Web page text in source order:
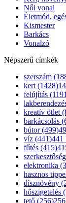
Női vonal
Életmód,
Kismester
Barkács
Vonalzó
Népszerű címkék
szerszám
kert (1428)
felújítás
kreatív ötlet
barkácsolás
bútor (499)
víz (441)441
fűtés (415)
szerkesztőség
elektronika
hasznos
dísznövény
hőszigetelés
tető (256)